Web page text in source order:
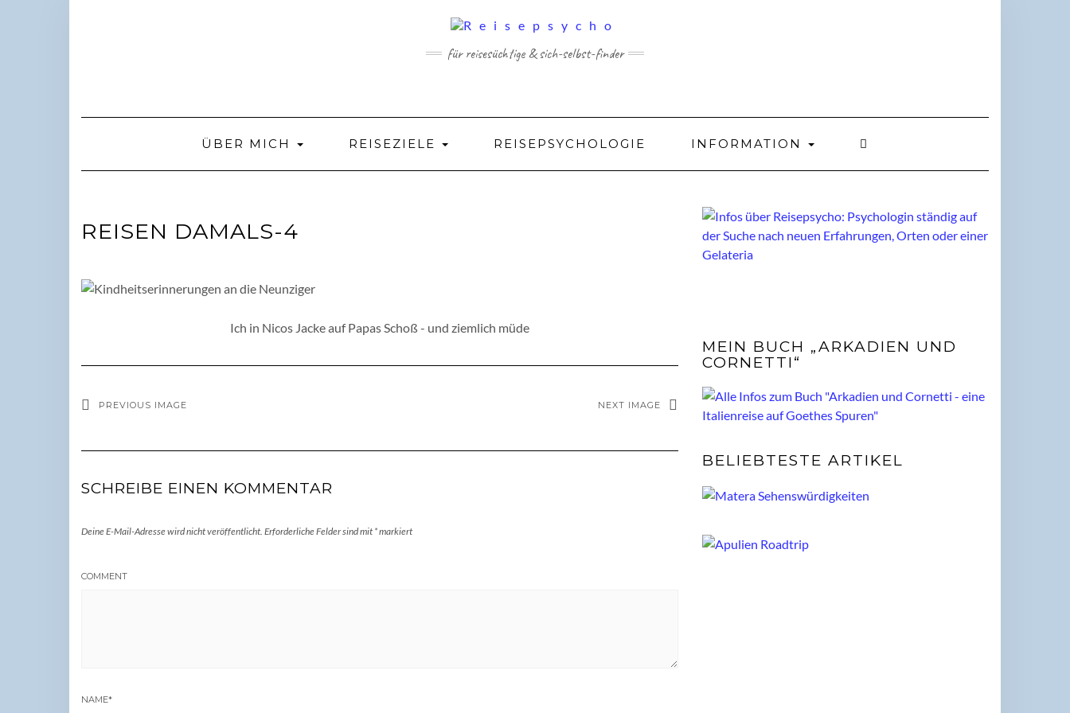
für reisesüchtige & sich-selbst-finder
ÜBER MICH REISEZIELE REISEPSYCHOLOGIE INFORMATION
REISEN DAMALS-4
Ich in Nicos Jacke auf Papas Schoß - und ziemlich müde
PREVIOUS IMAGE NEXT IMAGE
SCHREIBE EINEN KOMMENTAR
Deine E-Mail-Adresse wird nicht veröffentlicht. Erforderliche Felder sind mit *markiert
COMMENT
NAME*
MEIN BUCH „ARKADIEN UND
CORNETTI“
BELIEBTESTE ARTIKEL